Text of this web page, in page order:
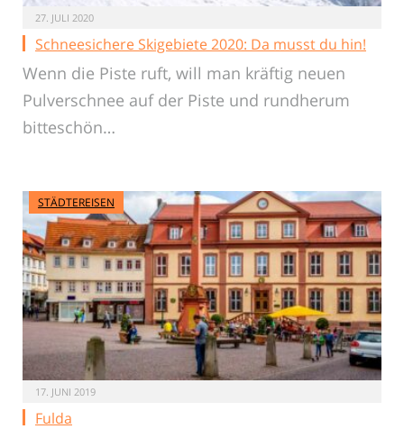
27. JULI 2020
Schneesichere Skigebiete 2020: Da musst du hin!
Wenn die Piste ruft, will man kräftig neuen
Pulverschnee auf der Piste und rundherum
bitteschön…
STÄDTEREISEN
17. JUNI 2019
Fulda